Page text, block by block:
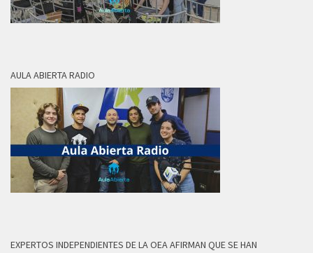
AULA ABIERTA RADIO
EXPERTOS INDEPENDIENTES DE LA OEA AFIRMAN QUE SE HAN